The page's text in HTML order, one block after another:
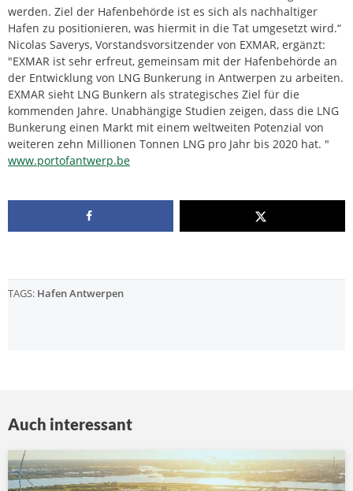
werden. Ziel der Hafenbehörde ist es sich als nachhaltiger
Hafen zu positionieren, was hiermit in die Tat umgesetzt wird.“
Nicolas Saverys, Vorstandsvorsitzender von EXMAR, ergänzt:
"EXMAR ist sehr erfreut, gemeinsam mit der Hafenbehörde an
der Entwicklung von LNG Bunkerung in Antwerpen zu arbeiten.
EXMAR sieht LNG Bunkern als strategisches Ziel für die
kommenden Jahre. Unabhängige Studien zeigen, dass die LNG
Bunkerung einen Markt mit einem weltweiten Potenzial von
weiteren zehn Millionen Tonnen LNG pro Jahr bis 2020 hat. "
www.portofantwerp.be
TAGS: Hafen Antwerpen
Auch interessant